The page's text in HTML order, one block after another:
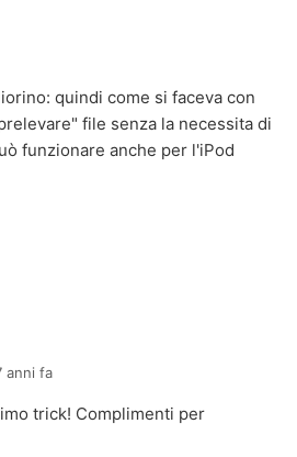
: quindi come si faceva con
file senza la necessita di
funzionare anche per l'iPod
anni fa
trick! Complimenti per